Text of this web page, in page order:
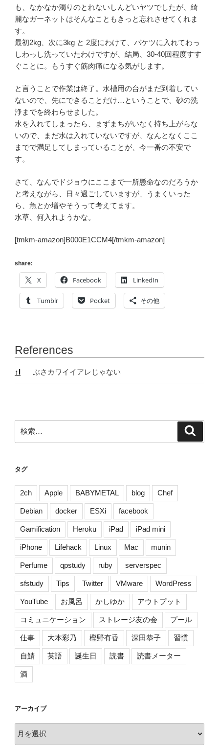
も、なかなか濁りのとれないしんどいヤツでしたが、綺
麗なガーネットはそんなこともきっと忘れさせてくれま
す。
最初2kg、次に3kg と 2度にわけて、バケツに入れてわっ
しわっし洗っていたわけですが、結局、30-40回程度すす
ぐことに。もうすぐ筋肉痛になる気がします。
と言うことで作業は終了。水槽用の台がまだ到着してい
ないので、先にできることだけ…ということで、砂の洗
浄までを終わらせました。
水を入れてしまったら、まずまちがいなく持ち上がらな
いので、まだ水は入れていないですが、なんとなくここ
までで満足してしまっていることが、今一番の不安で
す。
さて、なんでドジョウにここまで一所懸命なのだろうか
と考えながら、日々過ごしていますが、うまくいった
ら、魚とか増やそうって考えてます。
水草、何入れようかな。
[tmkm-amazon]B000E1CCM4[/tmkm-amazon]
share:
X Facebook LinkedIn
Tumblr Pocket その他
References
References
↑I ぶさカワイイアレじゃない
索:
タグ
2ch Apple BABYMETAL blog Chef
Debian docker ESXi facebook
Gamification Heroku iPad iPad mini
iPhone Lifehack Linux Mac munin
Perfume qpstudy ruby serverspec
sfstudy Tips Twitter VMware WordPress
YouTube お風呂 かしゆか アウトプット
コミュニケーション ストレージ友の会 プール
仕事 大本彩乃 樫野有香 深田恭子 習慣
自鯖 英語 誕生日 読書 読書メーター
酒
アーカイブ
ー